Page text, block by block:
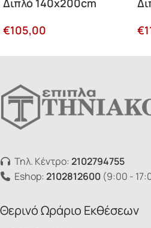
Διπλό 140x200cm
€105,00
€
Τηλ. Κέντρο: 2102794755
Eshop: 2102812600 (9:00 -
Θερινό Ωράριο Εκθέσεων